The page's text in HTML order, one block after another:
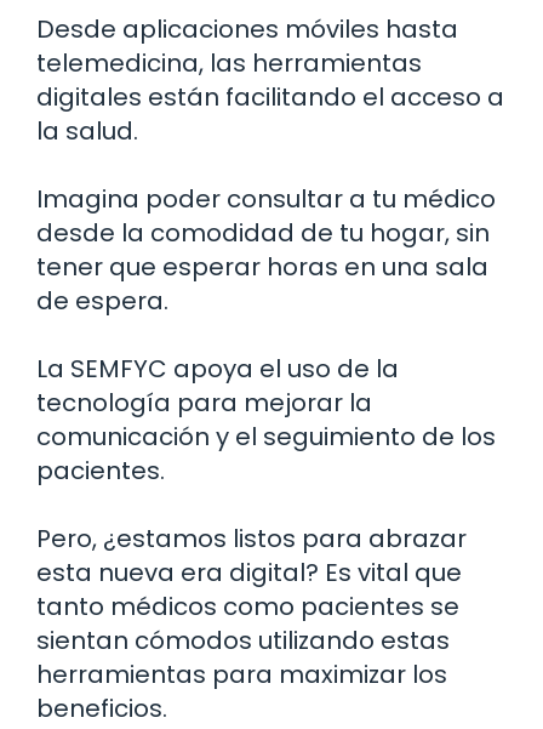
Desde aplicaciones móviles hasta
telemedicina, las herramientas
digitales están facilitando el acceso a
la salud.
Imagina poder consultar a tu médico
desde la comodidad de tu hogar, sin
tener que esperar horas en una sala
de espera.
La SEMFYC apoya el uso de la
tecnología para mejorar la
comunicación y el seguimiento de los
pacientes.
Pero, ¿estamos listos para abrazar
esta nueva era digital? Es vital que
tanto médicos como pacientes se
sientan cómodos utilizando estas
herramientas para maximizar los
beneficios.